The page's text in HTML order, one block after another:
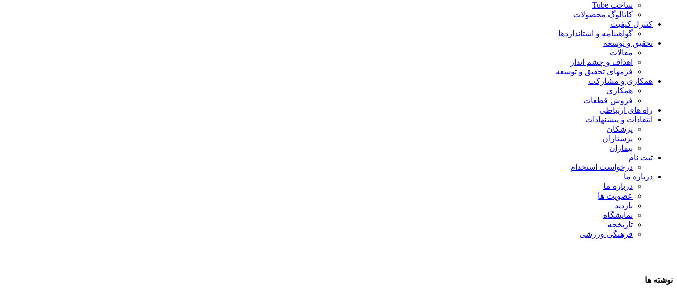
ساخت Tube
کاتالوگ محصولات
کنترل کیفیت
گواهينامه و استانداردها
تحقيق و توسعه
مقالات
اهداف و چشم انداز
فرمهای تحقیق و توسعه
همکاری و مشارکت
همکاری
فروش قطعات
راه های ارتباطی
انتقادات و پيشنهادات
پزشكان
پرستاران
بيماران
ثبت نام
درخواست استخدام
درباره ما
درباره ما
عضویت ها
بازدید
نمایشگاه
تاريخچه
فرهنگی ورزشی
نوشته ها